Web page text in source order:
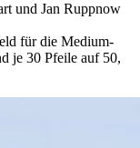
und Jan Ruppnow
für die Medium-
je 30 Pfeile auf 50,